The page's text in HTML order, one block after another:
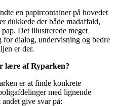
en papircontainer på hovedet
dukkede der både madaffald,
Det illustrerede meget
dialog, undervisning og bedre
er der.
lære af Ryparken?
er at finde konkrete
med lignende
give svar på: